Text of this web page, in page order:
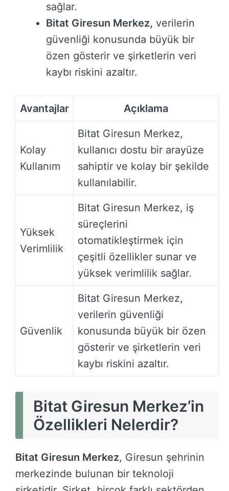
sağlar.
Bitat Giresun Merkez, verilerin
güvenliği konusunda büyük bir
özen gösterir ve şirketlerin veri
kaybı riskini azaltır.
Avantajlar Açıklama
Kolay
Kullanım
Bitat Giresun Merkez,
kullanıcı dostu bir arayüze
sahiptir ve kolay bir şekilde
kullanılabilir.
Yüksek
Verimlilik
Bitat Giresun Merkez, iş
süreçlerini
otomatikleştirmek için
çeşitli özellikler sunar ve
yüksek verimlilik sağlar.
Güvenlik
Bitat Giresun Merkez,
verilerin güvenliği
konusunda büyük bir özen
gösterir ve şirketlerin veri
kaybı riskini azaltır.
Bitat Giresun Merkez’in
Özellikleri Nelerdir?
Bitat Giresun Merkez, Giresun şehrinin
merkezinde bulunan bir teknoloji